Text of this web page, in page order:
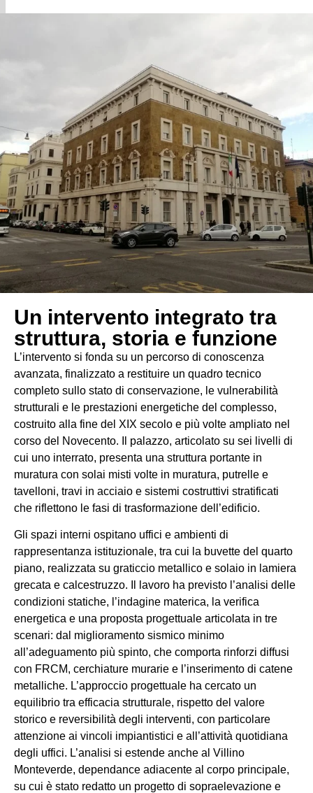
Un intervento integrato tra
struttura, storia e funzione
L’intervento si fonda su un percorso di conoscenza
avanzata, finalizzato a restituire un quadro tecnico
completo sullo stato di conservazione, le vulnerabilità
strutturali e le prestazioni energetiche del complesso,
costruito alla fine del XIX secolo e più volte ampliato nel
corso del Novecento. Il palazzo, articolato su sei livelli di
cui uno interrato, presenta una struttura portante in
muratura con solai misti volte in muratura, putrelle e
tavelloni, travi in acciaio e sistemi costruttivi stratificati
che riflettono le fasi di trasformazione dell’edificio.
Gli spazi interni ospitano uffici e ambienti di
rappresentanza istituzionale, tra cui la buvette del quarto
piano, realizzata su graticcio metallico e solaio in lamiera
grecata e calcestruzzo. Il lavoro ha previsto l’analisi delle
condizioni statiche, l’indagine materica, la verifica
energetica e una proposta progettuale articolata in tre
scenari: dal miglioramento sismico minimo
all’adeguamento più spinto, che comporta rinforzi diffusi
con FRCM, cerchiature murarie e l’inserimento di catene
metalliche. L’approccio progettuale ha cercato un
equilibrio tra efficacia strutturale, rispetto del valore
storico e reversibilità degli interventi, con particolare
attenzione ai vincoli impiantistici e all’attività quotidiana
degli uffici. L’analisi si estende anche al Villino
Monteverde, dependance adiacente al corpo principale,
su cui è stato redatto un progetto di sopraelevazione e